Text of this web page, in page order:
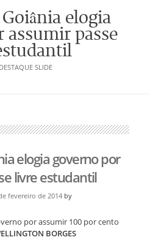
elogia
assumir passe
DESTAQUE SLIDE
elogia governo por
livre estudantil
fevereiro de 2014 by
por assumir 100 por cento
BORGES